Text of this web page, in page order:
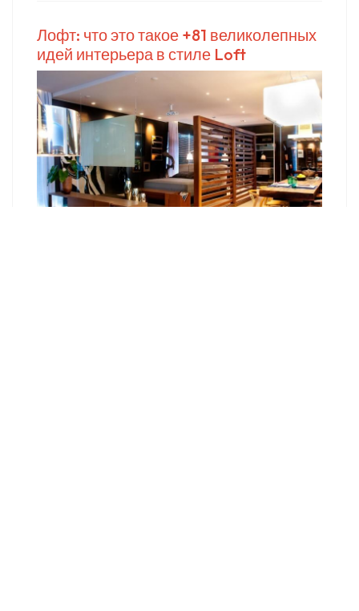
Лофт: что это такое +81 великолепных
идей интерьера в стиле Loft